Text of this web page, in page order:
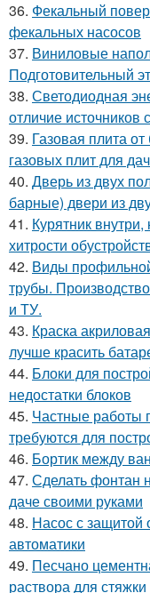
36. Фекальный
фекальных насосов
37. Виниловые
Подготовительный
38. Светодиодная
отличие источников
39. Газовая плита
газовых плит для
40. Дверь из двух
барные) двери из
41. Курятник
хитрости
42. Виды
трубы.
и ТУ.
43. Краска
лучше красить
44. Блоки для
недостатки блоков
45. Частные работы
требуются для
46. Бортик между
47. Сделать фонтан
даче своими руками
48. Насос с защитой
автоматики
49. Песчано
раствора для